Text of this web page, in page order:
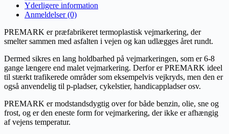
Yderligere information
Anmeldelser (0)
PREMARK er præfabrikeret termoplastisk vejmarkering, der
smelter sammen med asfalten i vejen og kan udlægges året rundt.
Dermed sikres en lang holdbarhed på vejmarkeringen, som er 6-8
gange længere end malet vejmarkering. Derfor er PREMARK ideel
til stærkt trafikerede områder som eksempelvis vejkryds, men den er
også anvendelig til p-pladser, cykelstier, handicappladser osv.
PREMARK er modstandsdygtig over for både benzin, olie, sne og
frost, og er den eneste form for vejmarkering, der ikke er afhængig
af vejens temperatur.